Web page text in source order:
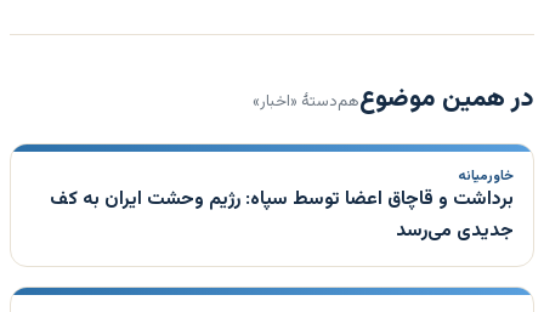
در همین موضوعهم‌دستهٔ «اخبار»
خاورمیانه
برداشت و قاچاق اعضا توسط سپاه: رژیم وحشت ایران به کف
جدیدی می‌رسد